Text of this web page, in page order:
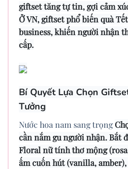
giftset tăng tự tin, gợi cảm
Ở VN, giftset phổ biến quà
business, khiến người nhận
cấp.
Bí Quyết Lựa Chọn
Tưởng
Nước hoa nam sang trọng
cần nắm gu người nhận. Bắt
Floral nữ tính thơ mộng
ấm cuốn hút (vanilla,